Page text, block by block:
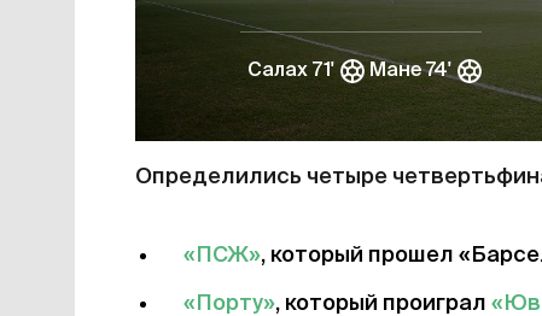
Салах 71' Мане 74'
Определились четыре
«ПСЖ», который прошел
«Порту», который проиграл